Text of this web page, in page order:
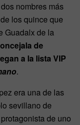
nombres más
los quince que
Guadalx de la
de
a la lista VIP
.
era una de las
sevillano de
de uno